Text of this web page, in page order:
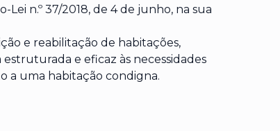
n.º 37/2018, de 4 de junho, na sua
e reabilitação de habitações,
e eficaz às necessidades
a uma habitação condigna.